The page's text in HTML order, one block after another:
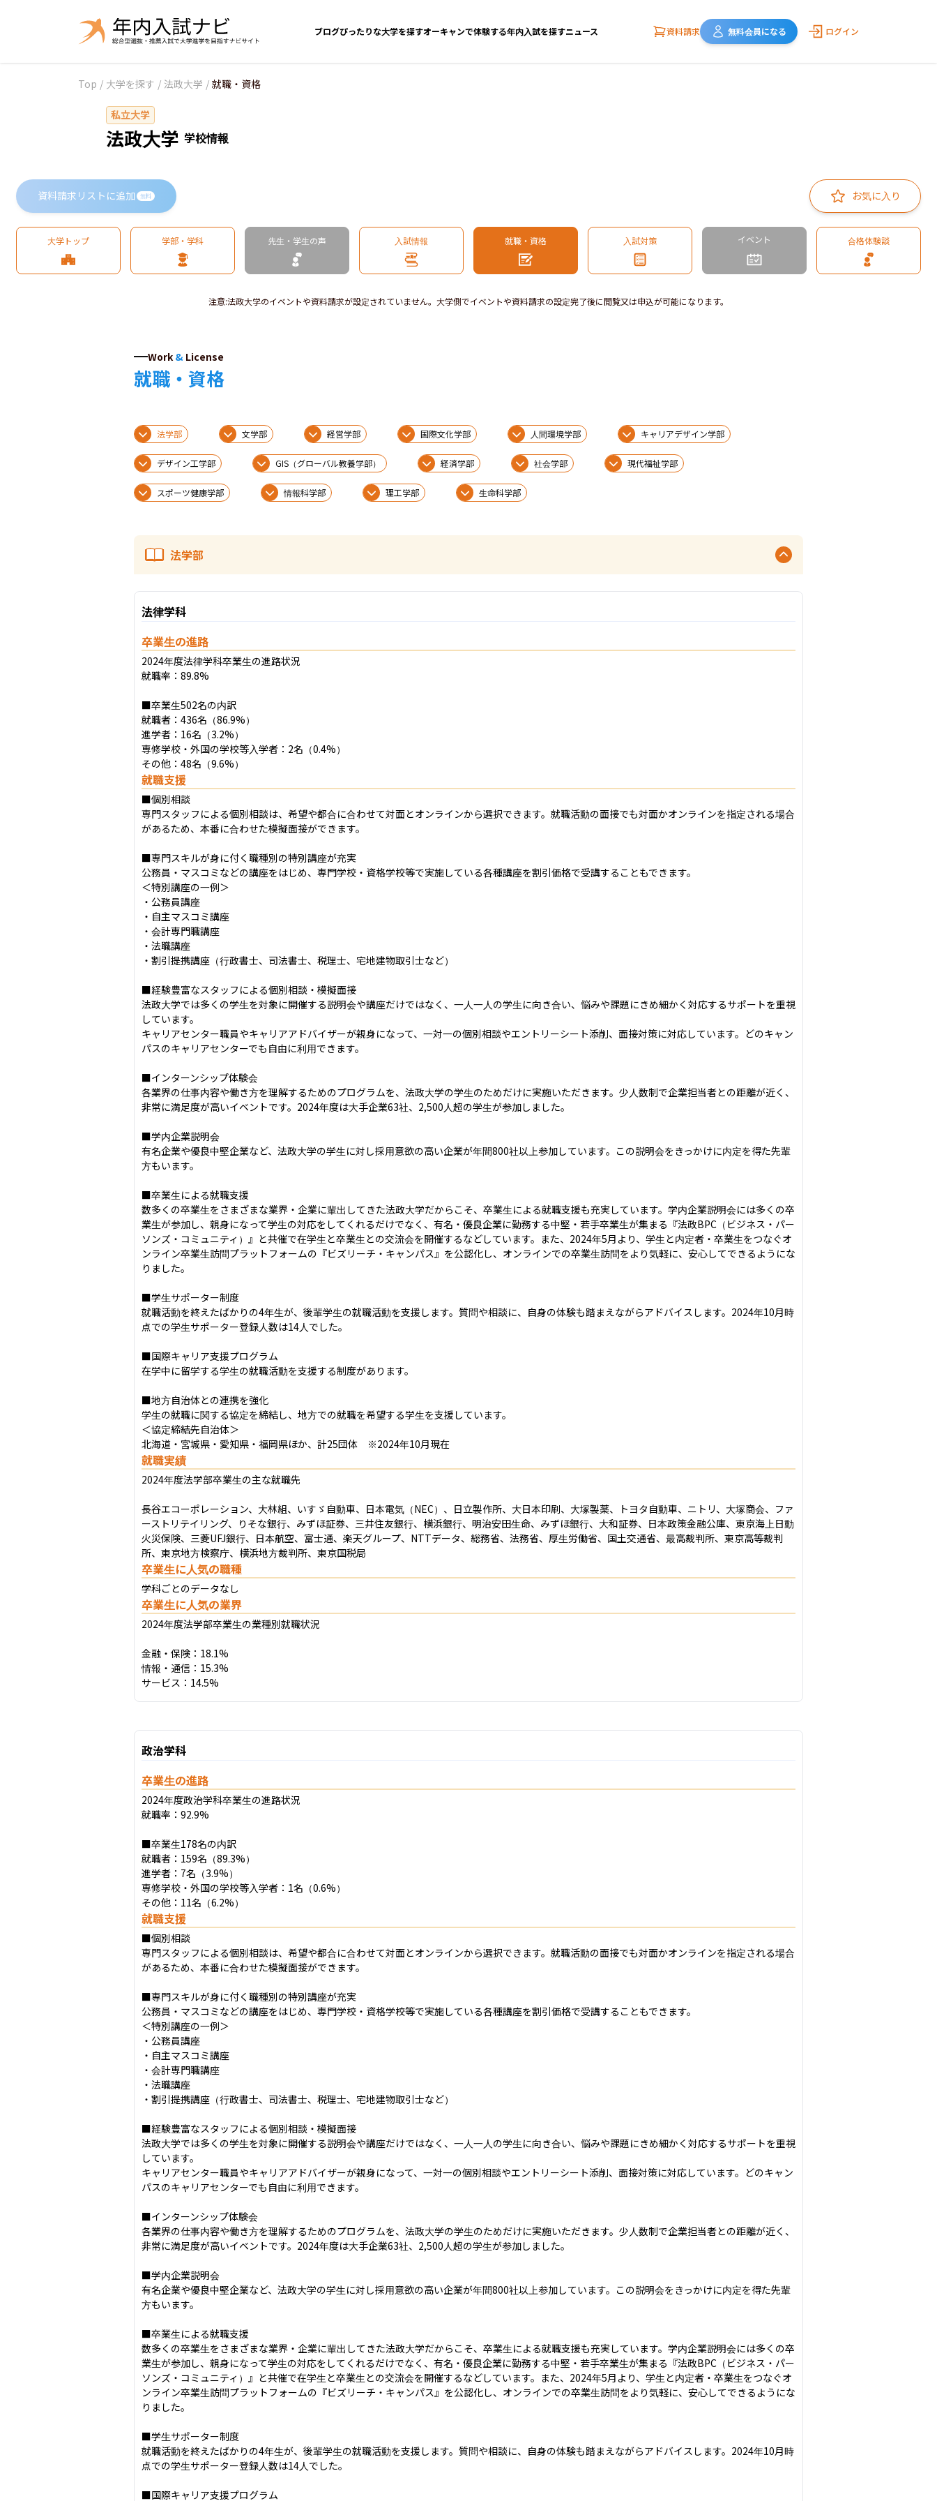
ブログぴったりな大学を探すオーキャンで体験する年内入試を探すニュース 資料請求 無料会員になる ログイン
Top / 大学を探す / 法政大学 / 就職・資格
私立大学
法政大学 学校情報
資料請求リストに追加 無料 お気に入り
大学トップ 学部・学科 先生・学生の声 入試情報 就職・資格 入試対策 イベント 合格体験談
注意:法政大学のイベントや資料請求が設定されていません。大学側でイベントや資料請求の設定完了後に閲覧又は申込が可能になります。
Work & License
就職・資格
法学部 文学部 経営学部 国際文化学部 人間環境学部 キャリアデザイン学部
デザイン工学部 GIS（グローバル教養学部） 経済学部 社会学部 現代福祉学部
スポーツ健康学部 情報科学部 理工学部 生命科学部
法学部
法律学科
卒業生の進路
2024年度法律学科卒業生の進路状況
就職率：89.8%
■卒業生502名の内訳
就職者：436名（86.9%）
進学者：16名（3.2%）
専修学校・外国の学校等入学者：2名（0.4%）
その他：48名（9.6%）
就職支援
■個別相談
専門スタッフによる個別相談は、希望や都合に合わせて対面とオンラインから選択できます。就職活動の面接でも対面かオンラインを指定される場合
があるため、本番に合わせた模擬面接ができます。
■専門スキルが身に付く職種別の特別講座が充実
公務員・マスコミなどの講座をはじめ、専門学校・資格学校等で実施している各種講座を割引価格で受講することもできます。
＜特別講座の一例＞
・公務員講座
・自主マスコミ講座
・会計専門職講座
・法職講座
・割引提携講座（行政書士、司法書士、税理士、宅地建物取引士など）
■経験豊富なスタッフによる個別相談・模擬面接
法政大学では多くの学生を対象に開催する説明会や講座だけではなく、一人一人の学生に向き合い、悩みや課題にきめ細かく対応するサポートを重視
しています。
キャリアセンター職員やキャリアアドバイザーが親身になって、一対一の個別相談やエントリーシート添削、面接対策に対応しています。どのキャン
パスのキャリアセンターでも自由に利用できます。
■インターンシップ体験会
各業界の仕事内容や働き方を理解するためのプログラムを、法政大学の学生のためだけに実施いただきます。少人数制で企業担当者との距離が近く、
非常に満足度が高いイベントです。2024年度は大手企業63社、2,500人超の学生が参加しました。
■学内企業説明会
有名企業や優良中堅企業など、法政大学の学生に対し採用意欲の高い企業が年間800社以上参加しています。この説明会をきっかけに内定を得た先輩
方もいます。
■卒業生による就職支援
数多くの卒業生をさまざまな業界・企業に輩出してきた法政大学だからこそ、卒業生による就職支援も充実しています。学内企業説明会には多くの卒
業生が参加し、親身になって学生の対応をしてくれるだけでなく、有名・優良企業に勤務する中堅・若手卒業生が集まる『法政BPC（ビジネス・パー
ソンズ・コミュニティ）』と共催で在学生と卒業生との交流会を開催するなどしています。また、2024年5月より、学生と内定者・卒業生をつなぐオ
ンライン卒業生訪問プラットフォームの『ビズリーチ・キャンパス』を公認化し、オンラインでの卒業生訪問をより気軽に、安心してできるようにな
りました。
■学生サポーター制度
就職活動を終えたばかりの4年生が、後輩学生の就職活動を支援します。質問や相談に、自身の体験も踏まえながらアドバイスします。2024年10月時
点での学生サポーター登録人数は14人でした。
■国際キャリア支援プログラム
在学中に留学する学生の就職活動を支援する制度があります。
■地方自治体との連携を強化
学生の就職に関する協定を締結し、地方での就職を希望する学生を支援しています。
＜協定締結先自治体＞
北海道・宮城県・愛知県・福岡県ほか、計25団体　※2024年10月現在
就職実績
2024年度法学部卒業生の主な就職先
長谷エコーポレーション、大林組、いすゞ自動車、日本電気（NEC）、日立製作所、大日本印刷、大塚製薬、トヨタ自動車、ニトリ、大塚商会、ファ
ーストリテイリング、りそな銀行、みずほ証券、三井住友銀行、横浜銀行、明治安田生命、みずほ銀行、大和証券、日本政策金融公庫、東京海上日動
火災保険、三菱UFJ銀行、日本航空、富士通、楽天グループ、NTTデータ、総務省、法務省、厚生労働省、国土交通省、最高裁判所、東京高等裁判
所、東京地方検察庁、横浜地方裁判所、東京国税局
卒業生に人気の職種
学科ごとのデータなし
卒業生に人気の業界
2024年度法学部卒業生の業種別就職状況
金融・保険：18.1%
情報・通信：15.3%
サービス：14.5%
政治学科
卒業生の進路
2024年度政治学科卒業生の進路状況
就職率：92.9%
■卒業生178名の内訳
就職者：159名（89.3%）
進学者：7名（3.9%）
専修学校・外国の学校等入学者：1名（0.6%）
その他：11名（6.2%）
就職支援
■個別相談
専門スタッフによる個別相談は、希望や都合に合わせて対面とオンラインから選択できます。就職活動の面接でも対面かオンラインを指定される場合
があるため、本番に合わせた模擬面接ができます。
■専門スキルが身に付く職種別の特別講座が充実
公務員・マスコミなどの講座をはじめ、専門学校・資格学校等で実施している各種講座を割引価格で受講することもできます。
＜特別講座の一例＞
・公務員講座
・自主マスコミ講座
・会計専門職講座
・法職講座
・割引提携講座（行政書士、司法書士、税理士、宅地建物取引士など）
■経験豊富なスタッフによる個別相談・模擬面接
法政大学では多くの学生を対象に開催する説明会や講座だけではなく、一人一人の学生に向き合い、悩みや課題にきめ細かく対応するサポートを重視
しています。
キャリアセンター職員やキャリアアドバイザーが親身になって、一対一の個別相談やエントリーシート添削、面接対策に対応しています。どのキャン
パスのキャリアセンターでも自由に利用できます。
■インターンシップ体験会
各業界の仕事内容や働き方を理解するためのプログラムを、法政大学の学生のためだけに実施いただきます。少人数制で企業担当者との距離が近く、
非常に満足度が高いイベントです。2024年度は大手企業63社、2,500人超の学生が参加しました。
■学内企業説明会
有名企業や優良中堅企業など、法政大学の学生に対し採用意欲の高い企業が年間800社以上参加しています。この説明会をきっかけに内定を得た先輩
方もいます。
■卒業生による就職支援
数多くの卒業生をさまざまな業界・企業に輩出してきた法政大学だからこそ、卒業生による就職支援も充実しています。学内企業説明会には多くの卒
業生が参加し、親身になって学生の対応をしてくれるだけでなく、有名・優良企業に勤務する中堅・若手卒業生が集まる『法政BPC（ビジネス・パー
ソンズ・コミュニティ）』と共催で在学生と卒業生との交流会を開催するなどしています。また、2024年5月より、学生と内定者・卒業生をつなぐオ
ンライン卒業生訪問プラットフォームの『ビズリーチ・キャンパス』を公認化し、オンラインでの卒業生訪問をより気軽に、安心してできるようにな
りました。
■学生サポーター制度
就職活動を終えたばかりの4年生が、後輩学生の就職活動を支援します。質問や相談に、自身の体験も踏まえながらアドバイスします。2024年10月時
点での学生サポーター登録人数は14人でした。
■国際キャリア支援プログラム